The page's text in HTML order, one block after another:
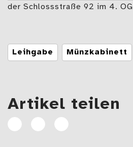
der Schlossstraße 92 im 4.
Tags
Leihgabe Münzkabinett
Artikel teilen
ArtikelArtikelE-